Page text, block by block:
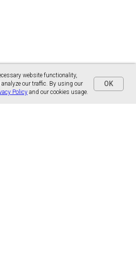
website functionality,
analyze our traffic. By using our
Policy and our cookies usage.
OK